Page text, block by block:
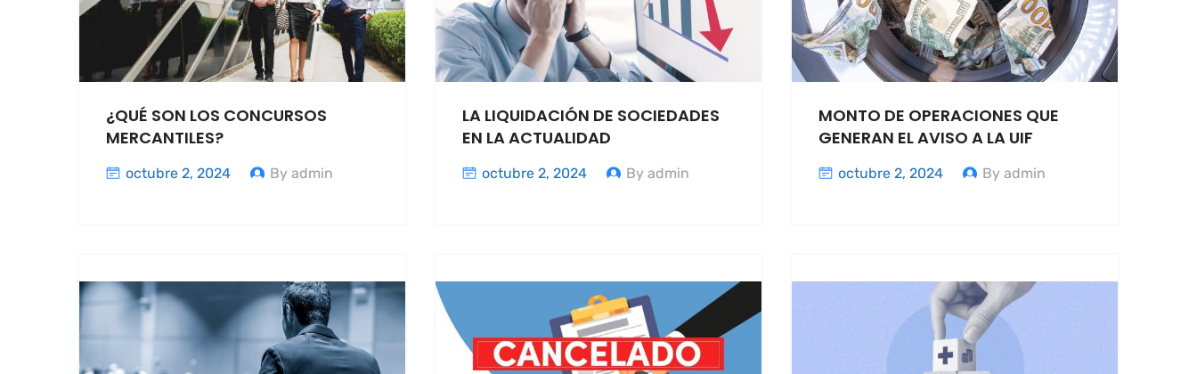
¿QUÉ SON LOS CONCURSOS
MERCANTILES?
octubre 2, 2024 By admin
LA LIQUIDACIÓN DE SOCIEDADES
EN LA ACTUALIDAD
octubre 2, 2024 By admin
MONTO DE OPERACIONES QUE
GENERAN EL AVISO A LA UIF
octubre 2, 2024 By admin